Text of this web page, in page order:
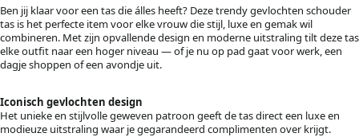
Ben jij klaar voor een tas die álles heeft? Deze trendy gevlochten schouder
tas is het perfecte item voor elke vrouw die stijl, luxe en gemak wil
combineren. Met zijn opvallende design en moderne uitstraling tilt deze tas
elke outfit naar een hoger niveau — of je nu op pad gaat voor werk, een
dagje shoppen of een avondje uit.
Iconisch gevlochten design
Het unieke en stijlvolle geweven patroon geeft de tas direct een luxe en
modieuze uitstraling waar je gegarandeerd complimenten over krijgt.